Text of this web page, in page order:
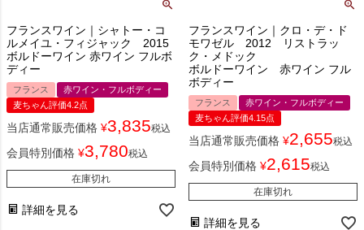
フランスワイン｜シャトー・コ
ルメイユ・フィジャック 2015
ボルドーワイン 赤ワイン フルボ
ディー
フランス
赤ワイン・フルボディー
麦ちゃん評価4.2点
当店通常販売価格 ¥3,835税込
会員特別価格 ¥3,780税込
在庫切れ
詳細を見る
フランスワイン｜クロ・デ・ド
モワゼル 2012 リストラッ
ク・メドック
ボルドーワイン 赤ワイン フル
ボディー
フランス
赤ワイン・フルボディー
麦ちゃん評価4.15点
当店通常販売価格 ¥2,655税込
会員特別価格 ¥2,615税込
在庫切れ
詳細を見る